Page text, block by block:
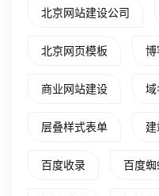
北京网站建设公司
北京网页模板 博
商业网站建设 域
层叠样式表单 建
百度收录 百度蜘